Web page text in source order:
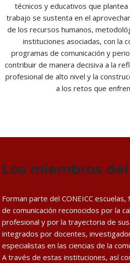
técnicos y educativos que plantea
trabajo se sustenta en el
de los recursos humanos,
instituciones asociadas, con la
programas de comunicación y
contribuir de manera decisiva a la
profesional de alto nivel y la
a los retos que
Los miembros del
Forman parte del CONEICC
de comunicación reconocidos por la
profesional y por la trayectoria de
integrados por docentes,
especialistas en las ciencias de la
A través de estas instituciones, así